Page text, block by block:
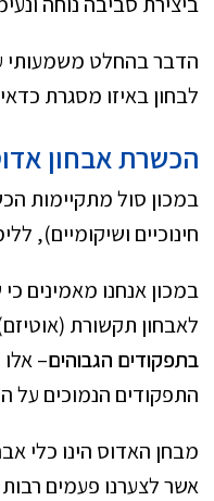
הדבר בהחלט משמעותי
לבחון באיזו מסגרת
הכשרת אבחון
במכון סול מתקיימות
חינוכיים ושיקומיים),
במכון אנחנו מאמינים
לאבחון תקשורת
בתפקודים הגבוהים–
התפקודים הנמוכים על
מבחן האדוס הינו כלי
אשר לצערנו פעמים